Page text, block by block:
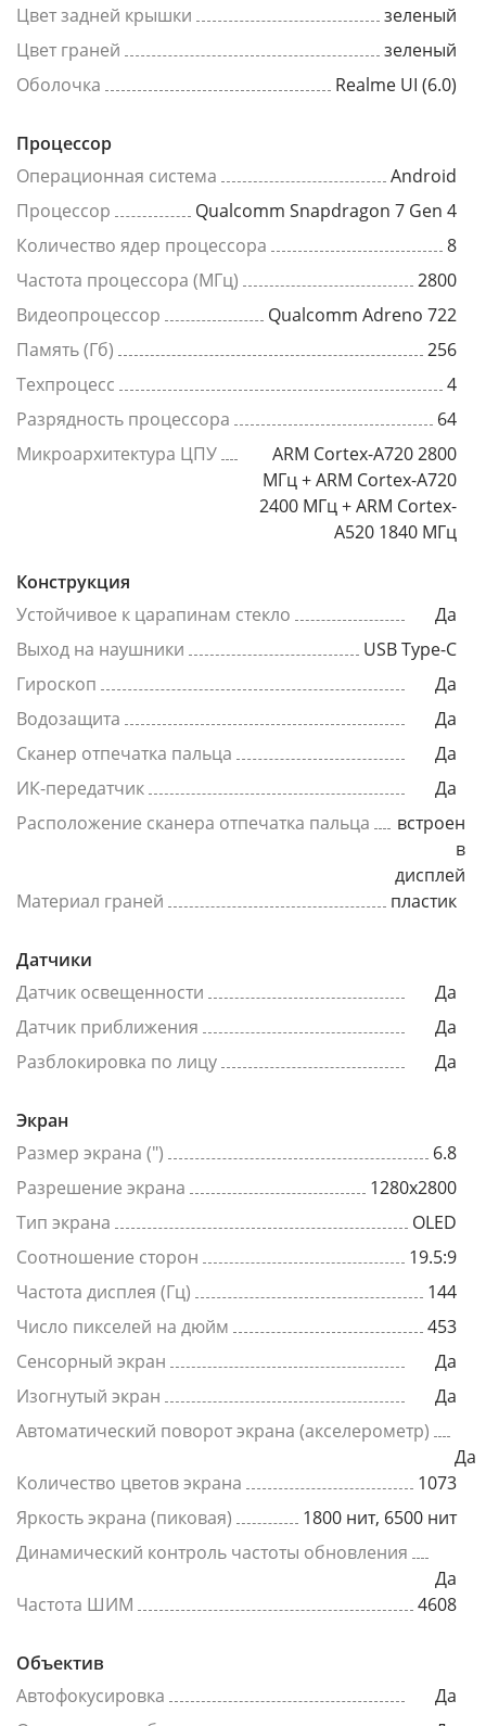
Цвет задней крышки
зеленый
Цвет граней
зеленый
Оболочка
Realme UI (6.0)
Процессор
Операционная система
Android
Процессор
Qualcomm Snapdragon 7 Gen 4
Количество ядер процессора
8
Частота процессора (МГц)
2800
Видеопроцессор
Qualcomm Adreno 722
Память (Гб)
256
Техпроцесс
4
Разрядность процессора
64
Микроархитектура ЦПУ
ARM Cortex-A720 2800
МГц + ARM Cortex-A720
2400 МГц + ARM Cortex-
A520 1840 МГц
Конструкция
Устойчивое к царапинам стекло
Да
Выход на наушники
USB Type-C
Гироскоп
Да
Водозащита
Да
Сканер отпечатка пальца
Да
ИК-передатчик
Да
Расположение сканера отпечатка пальца
встроен
в
дисплей
Материал граней
пластик
Датчики
Датчик освещенности
Да
Датчик приближения
Да
Разблокировка по лицу
Да
Экран
Размер экрана (")
6.8
Разрешение экрана
1280x2800
Тип экрана
OLED
Соотношение сторон
19.5:9
Частота дисплея (Гц)
144
Число пикселей на дюйм
453
Сенсорный экран
Да
Изогнутый экран
Да
Автоматический поворот экрана (акселерометр)
Да
Количество цветов экрана
1073
Яркость экрана (пиковая)
1800 нит, 6500 нит
Динамический контроль частоты обновления
Да
Частота ШИМ
4608
Объектив
Автофокусировка
Да